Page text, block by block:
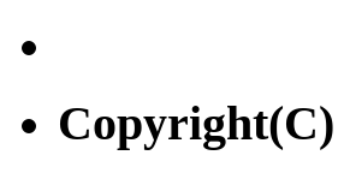
Copyright(C)